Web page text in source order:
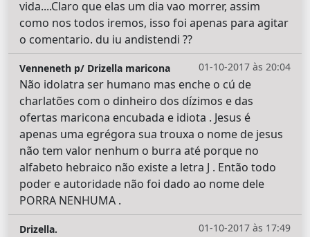
vida....Claro que elas um dia vao morrer, assim
como nos todos iremos, isso foi apenas para agitar
o comentario. du iu andistendi ??
01-10-2017 às 20:04
Venneneth p/ Drizella maricona
Não idolatra ser humano mas enche o cú de
charlatões com o dinheiro dos dízimos e das
ofertas maricona encubada e idiota . Jesus é
apenas uma egrégora sua trouxa o nome de jesus
não tem valor nenhum o burra até porque no
alfabeto hebraico não existe a letra J . Então todo
poder e autoridade não foi dado ao nome dele
PORRA NENHUMA .
01-10-2017 às 17:49
Drizella.